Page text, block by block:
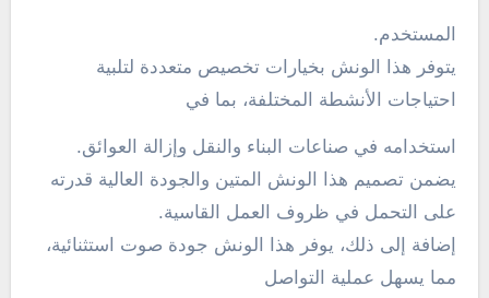
المستخدم.
يتوفر هذا الونش بخيارات تخصيص متعددة لتلبية
احتياجات الأنشطة المختلفة، بما في
استخدامه في صناعات البناء والنقل وإزالة العوائق.
يضمن تصميم هذا الونش المتين والجودة العالية قدرته
على التحمل في ظروف العمل القاسية.
إضافة إلى ذلك، يوفر هذا الونش جودة صوت استثنائية،
مما يسهل عملية التواصل